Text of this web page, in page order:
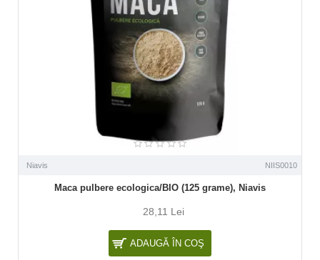
Niavis NIIS0010
Maca pulbere ecologica/BIO (125 grame), Niavis
28,11 Lei
ADAUGĂ ÎN COŞ